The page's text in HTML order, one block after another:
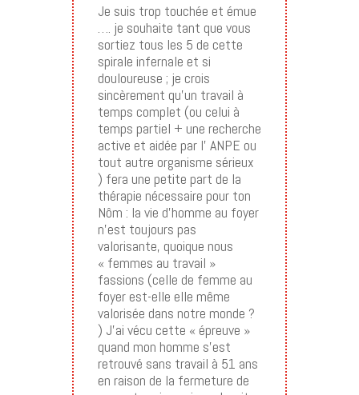
Je suis trop touchée et émue
…. je souhaite tant que vous
sortiez tous les 5 de cette
spirale infernale et si
douloureuse ; je crois
sincèrement qu’un travail à
temps complet (ou celui à
temps partiel + une recherche
active et aidée par l’ ANPE ou
tout autre organisme sérieux
) fera une petite part de la
thérapie nécessaire pour ton
Nôm : la vie d’homme au foyer
n’est toujours pas
valorisante, quoique nous
« femmes au travail »
fassions (celle de femme au
foyer est-elle elle même
valorisée dans notre monde ?
) J’ai vécu cette « épreuve »
quand mon homme s’est
retrouvé sans travail à 51 ans
en raison de la fermeture de